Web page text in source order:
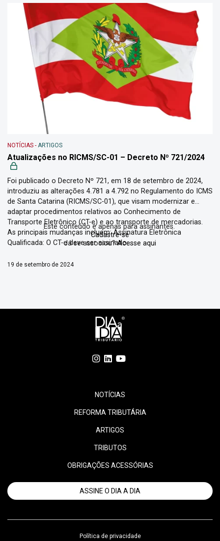
NOTÍCIAS - ARTIGOS
Atualizações no RICMS/SC-01 – Decreto Nº 721/2024
Foi publicado o Decreto Nº 721, em 18 de setembro de 2024,
introduziu as alterações 4.781 a 4.792 no Regulamento do ICMS
de Santa Catarina (RICMS/SC-01), que visam modernizar e
adaptar procedimentos relativos ao Conhecimento de
Transporte Eletrônico (CT-e) e ao transporte de mercadorias.
As principais mudanças incluem: Assinatura Eletrônica
Qualificada: O CT-e deve ser assinado...
Este conteúdo é apenas para assinantes.
Cadastre-se
Já se associou?Acesse aqui
19 de setembro de 2024
NOTÍCIAS
REFORMA TRIBUTÁRIA
ARTIGOS
TRIBUTOS
OBRIGAÇÕES ACESSÓRIAS
ASSINE O DIA A DIA
Política de privacidade